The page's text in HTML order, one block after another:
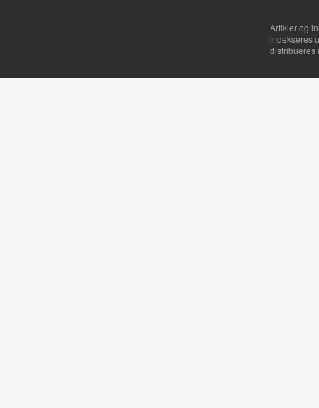
Artikler og
indekseres
distribueres